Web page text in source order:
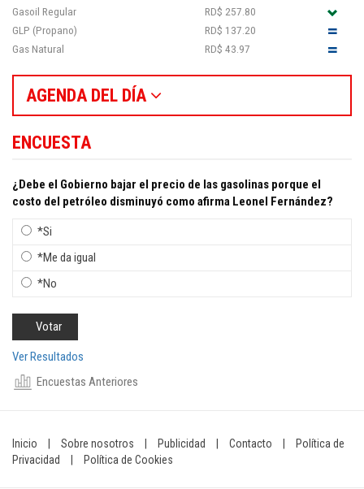
Gasoil Regular
RD$ 257.80
GLP (Propano)
RD$ 137.20
Gas Natural
RD$ 43.97
AGENDA DEL DÍA
ENCUESTA
¿Debe el Gobierno bajar el precio de las gasolinas porque el
costo del petróleo disminuyó como afirma Leonel Fernández?
*Si
*Me da igual
*No
Ver Resultados
Encuestas Anteriores
Inicio Sobre nosotros Publicidad Contacto
Política de
Privacidad
Política de Cookies